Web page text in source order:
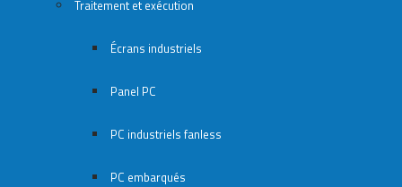
Traitement et exécution
Écrans industriels
Panel PC
PC industriels fanless
PC embarqués